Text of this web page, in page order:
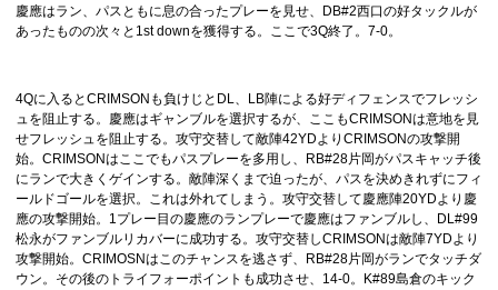
慶應はラン、パスともに息の合ったプレーを見せ、DB#2西口の好タックルが
あったものの次々と1st downを獲得する。ここで3Q終了。7-0。
4Qに入るとCRIMSONも負けじとDL、LB陣による好ディフェンスでフレッシ
ュを阻止する。慶應はギャンブルを選択するが、ここもCRIMSONは意地を見
せフレッシュを阻止する。攻守交替して敵陣42YDよりCRIMSONの攻撃開
始。CRIMSONはここでもパスプレーを多用し、RB#28片岡がパスキャッチ後
にランで大きくゲインする。敵陣深くまで迫ったが、パスを決めきれずにフィ
ールドゴールを選択。これは外れてしまう。攻守交替して慶應陣20YDより慶
應の攻撃開始。1プレー目の慶應のランプレーで慶應はファンブルし、DL#99
松永がファンブルリカバーに成功する。攻守交替しCRIMSONは敵陣7YDより
攻撃開始。CRIMOSNはこのチャンスを逃さず、RB#28片岡がランでタッチダ
ウン。その後のトライフォーポイントも成功させ、14-0。K#89島倉のキック